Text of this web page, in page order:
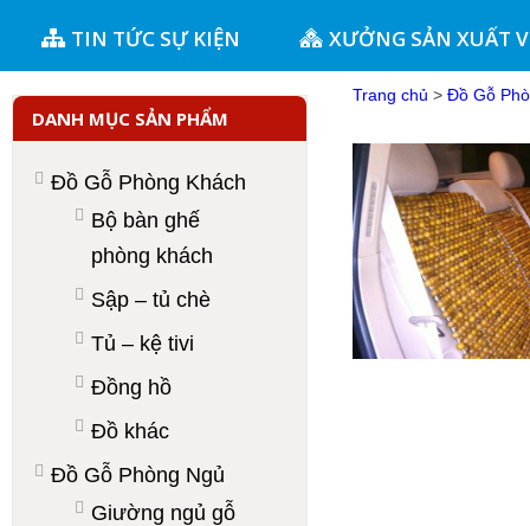
TIN TỨC SỰ KIỆN XƯỞNG SẢN XUẤT
Trang chủ > Đồ Gỗ
DANH MỤC SẢN PHẨM
Đồ Gỗ Phòng Khách
Bộ bàn ghế
phòng khách
Sập – tủ chè
Tủ – kệ tivi
Đồng hồ
Đồ khác
Đồ Gỗ Phòng Ngủ
Giường ngủ gỗ